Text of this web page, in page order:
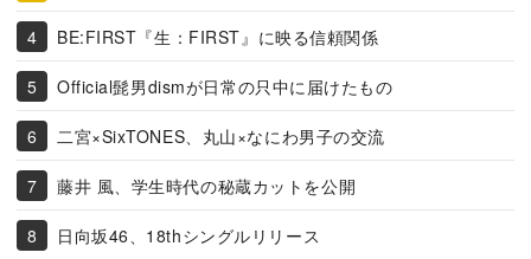
BE:FIRST『生：FIRST』に映る信頼関係
Official髭男dismが日常の只中に届けたもの
二宮×SixTONES、丸山×なにわ男子の交流
藤井 風、学生時代の秘蔵カットを公開
日向坂46、18thシングルリリース